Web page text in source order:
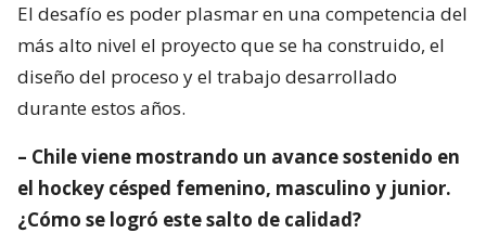
El desafío es poder plasmar en una competencia del
más alto nivel el proyecto que se ha construido, el
diseño del proceso y el trabajo desarrollado
durante estos años.
– Chile viene mostrando un avance sostenido en
el hockey césped femenino, masculino y junior.
¿Cómo se logró este salto de calidad?